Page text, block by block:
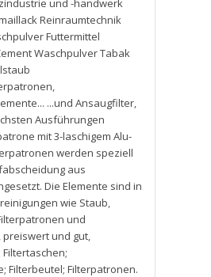
und -handwerk
Reinraumtechnik
Futtermittel
Waschpulver Tabak
,
...und Ansaugfilter,
Ausführungen
mit 3-laschigem Alu-
werden speziell
aus
Die Elemente sind in
wie Staub,
und
,preiswert und gut,
Filterbeutel; Filterpatronen.